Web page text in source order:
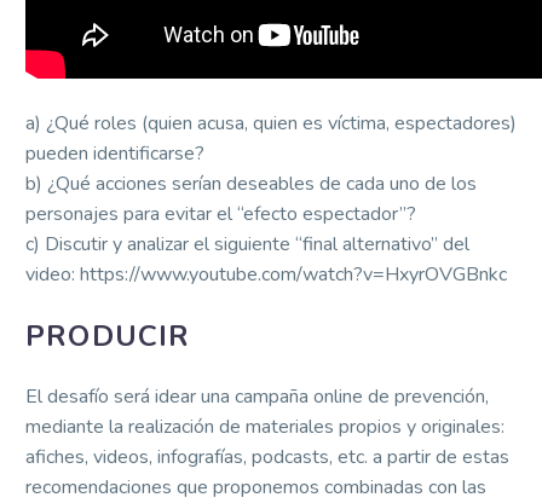
a) ¿Qué roles (quien acusa, quien es víctima, espectadores)
pueden identificarse?
b) ¿Qué acciones serían deseables de cada uno de los
personajes para evitar el “efecto espectador”?
c) Discutir y analizar el siguiente “final alternativo” del
video: https://www.youtube.com/watch?v=HxyrOVGBnkc
PRODUCIR
El desafío será idear una campaña online de prevención,
mediante la realización de materiales propios y originales:
afiches, videos, infografías, podcasts, etc. a partir de estas
recomendaciones que proponemos combinadas con las